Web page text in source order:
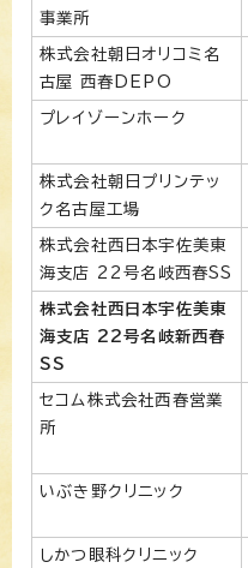
事業所
株式会社朝日オリコミ名
古屋 西春DEPO
プレイゾーンホーク
株式会社朝日プリンテッ
ク名古屋工場
株式会社西日本宇佐美東
海支店 22号名岐西春SS
株式会社西日本宇佐美東
海支店 22号名岐新西春
SS
セコム株式会社西春営業
所
いぶき野クリニック
しかつ眼科クリニック